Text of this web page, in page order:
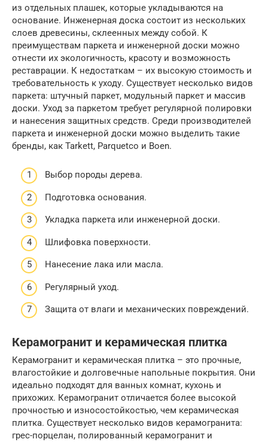
из отдельных плашек, которые укладываются на
основание. Инженерная доска состоит из нескольких
слоев древесины, склеенных между собой. К
преимуществам паркета и инженерной доски можно
отнести их экологичность, красоту и возможность
реставрации. К недостаткам – их высокую стоимость и
требовательность к уходу. Существует несколько видов
паркета: штучный паркет, модульный паркет и массив
доски. Уход за паркетом требует регулярной полировки
и нанесения защитных средств. Среди производителей
паркета и инженерной доски можно выделить такие
бренды, как Tarkett, Parquetco и Boen.
Выбор породы дерева.
Подготовка основания.
Укладка паркета или инженерной доски.
Шлифовка поверхности.
Нанесение лака или масла.
Регулярный уход.
Защита от влаги и механических повреждений.
Керамогранит и керамическая плитка
Керамогранит и керамическая плитка – это прочные,
влагостойкие и долговечные напольные покрытия. Они
идеально подходят для ванных комнат, кухонь и
прихожих. Керамогранит отличается более высокой
прочностью и износостойкостью, чем керамическая
плитка. Существует несколько видов керамогранита:
грес-порцелан, полированный керамогранит и